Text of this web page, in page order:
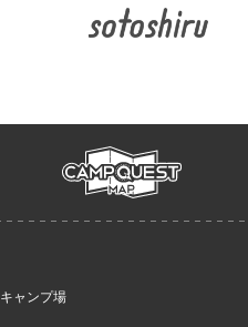
campmap
キャンプ場